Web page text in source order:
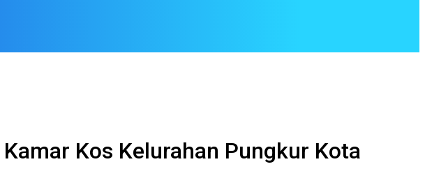
Kos Kelurahan Pungkur Kota